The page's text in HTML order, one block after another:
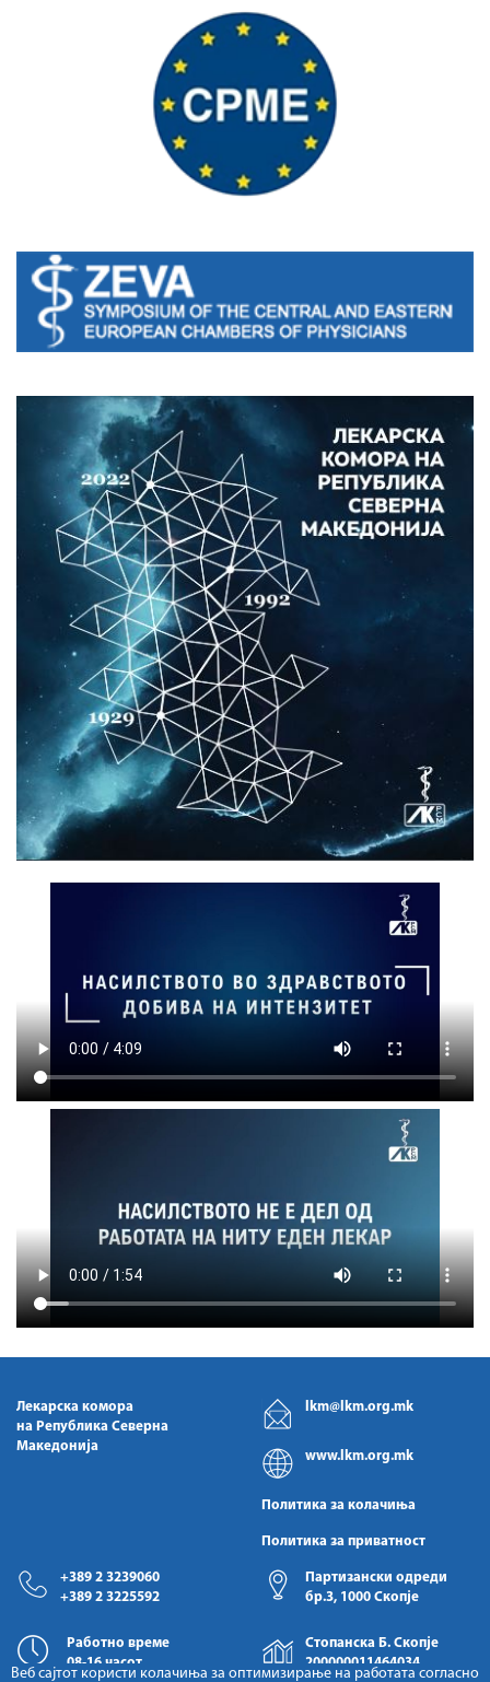
Лекарска комора
на Република Северна
Македонија
lkm@lkm.org.mk
www.lkm.org.mk
Политика за колачиња
Политика за приватност
+389 2 3239060
+389 2 3225592
Партизански одреди
бр.3, 1000 Скопје
Работно време
08-16 часот
Стопанска Б. Скопје
200000011464034
Веб сајтот користи колачиња за оптимизирање на работата согласно